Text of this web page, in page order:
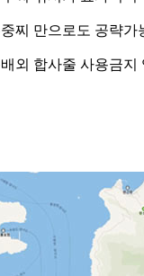
찌 만으로도 공략가
외 합사줄 사용금지